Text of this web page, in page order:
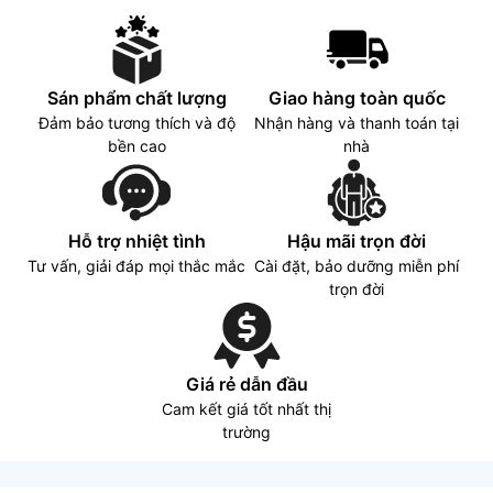
Sán phẩm chất lượng
Đảm bảo tương thích và độ
bền cao
Giao hàng toàn quốc
Nhận hàng và thanh toán tại
nhà
Hỗ trợ nhiệt tình
Tư vấn, giải đáp mọi thắc mắc
Hậu mãi trọn đời
Cài đặt, bảo dưỡng miễn phí
trọn đời
Giá rẻ dẫn đầu
Cam kết giá tốt nhất thị
trường